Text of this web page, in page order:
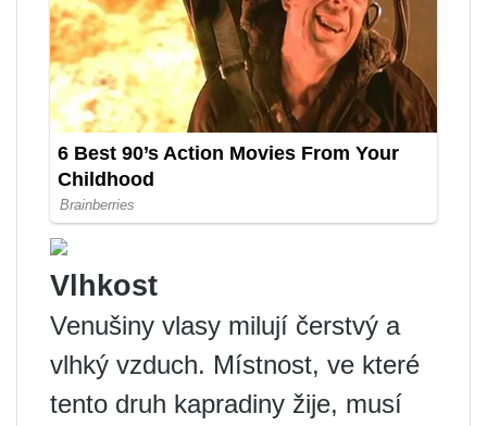
Vlhkost
Venušiny vlasy milují čerstvý a
vlhký vzduch. Místnost, ve které
tento druh kapradiny žije, musí